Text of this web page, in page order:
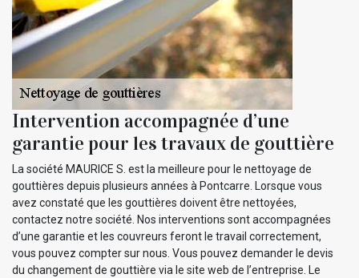
Intervention accompagnée d’une
garantie pour les travaux de gouttière
La société MAURICE S. est la meilleure pour le nettoyage de
gouttières depuis plusieurs années à Pontcarre. Lorsque vous
avez constaté que les gouttières doivent être nettoyées,
contactez notre société. Nos interventions sont accompagnées
d’une garantie et les couvreurs feront le travail correctement,
vous pouvez compter sur nous. Vous pouvez demander le devis
du changement de gouttière via le site web de l’entreprise. Le